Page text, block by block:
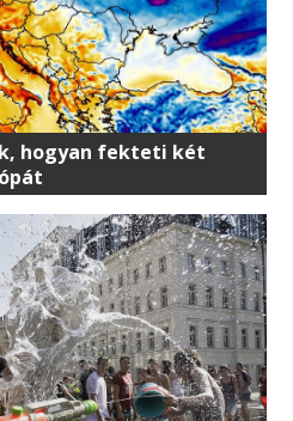
hogyan fekteti két